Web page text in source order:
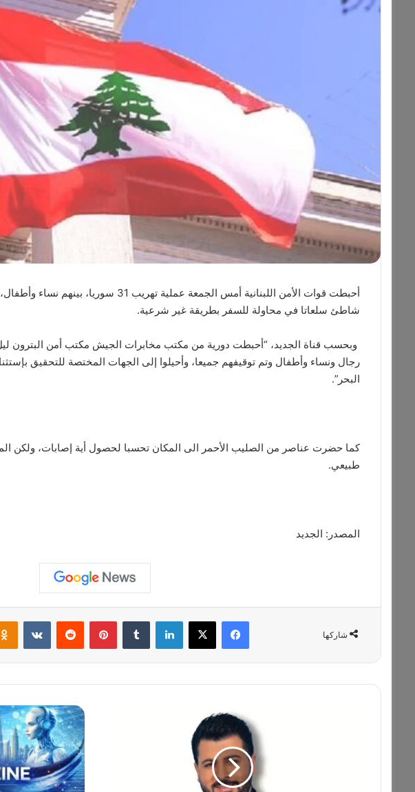
أحبطت قوات الأمن اللبنانية أمس الجمعة عملية
شاطئ سلعاتا في محاولة للسفر بطريقة غير شرعية.
رجال ونساء وأطفال وتم توقيفهم جميعا، وأحيلوا إلى الجهات المختصة للتحقيق
البحر”.
كما حضرت عناصر من الصليب الأحمر الى المكان تحسبا لحصول أية إصابات، ولكن
طبيعي.
المصدر: الجديد
شاركها
فيسبوك ‫X لينكدإن ‏Tumblr بينتيريست ‏Reddit
‏VKontakte
م
و
س
ك
و
ت